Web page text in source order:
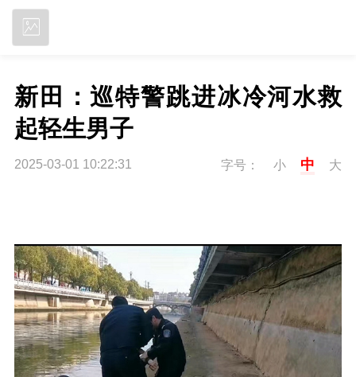
新田：巡特警跳进冰冷河水救
起轻生男子
2025-03-01 10:22:31 字号： 小 中 大